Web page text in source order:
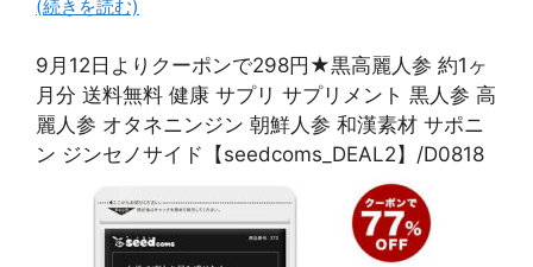
(続きを読む)
9月12日よりクーポンで298円★黒高麗人参 約1ヶ
月分 送料無料 健康 サプリ サプリメント 黒人参 高
麗人参 オタネニンジン 朝鮮人参 和漢素材 サポニ
ン ジンセノサイド【seedcoms_DEAL2】/D0818